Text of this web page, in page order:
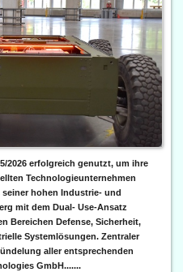
2026 erfolgreich genutzt, um ihre
Technologieunternehmen
hohen Industrie- und
mit dem Dual- Use-Ansatz
Bereichen Defense, Sicherheit,
Systemlösungen. Zentraler
aller entsprechenden
GmbH.......